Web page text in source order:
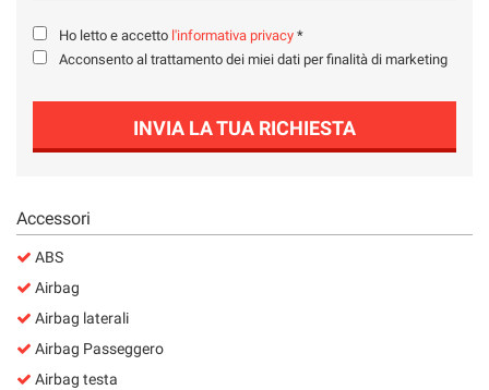
Ho letto e accetto l'informativa privacy *
Acconsento al trattamento dei miei dati per finalità di marketing
INVIA LA TUA RICHIESTA
Accessori
ABS
Airbag
Airbag laterali
Airbag Passeggero
Airbag testa
le
impostazioni